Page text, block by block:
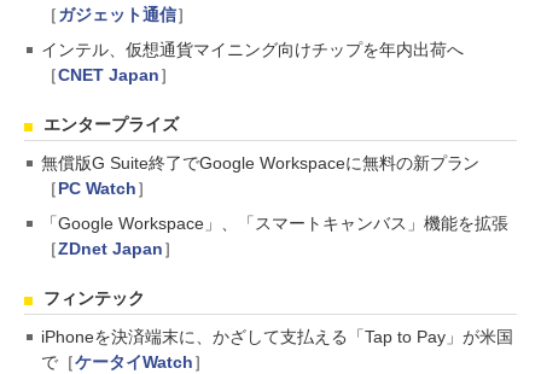
［ガジェット通信］
インテル、仮想通貨マイニング向けチップを年内出荷へ
［CNET Japan］
エンタープライズ
無償版G Suite終了でGoogle Workspaceに無料の新プラン
［PC Watch］
「Google Workspace」、「スマートキャンバス」機能を拡張
［ZDnet Japan］
フィンテック
iPhoneを決済端末に、かざして支払える「Tap to Pay」が米国
で［ケータイWatch］